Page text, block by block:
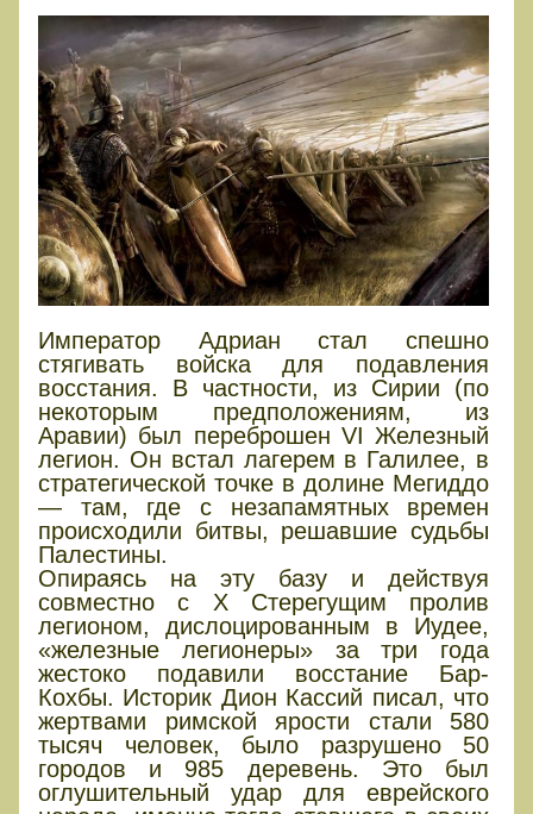
Император Адриан стал спешно
стягивать войска для подавления
восстания. В частности, из Сирии (по
некоторым предположениям, из
Аравии) был переброшен VI Железный
легион. Он встал лагерем в Галилее, в
стратегической точке в долине Мегиддо
— там, где с незапамятных времен
происходили битвы, решавшие судьбы
Палестины.
Опираясь на эту базу и действуя
совместно с X Стерегущим пролив
легионом, дислоцированным в Иудее,
«железные легионеры» за три года
жестоко подавили восстание Бар-
Кохбы. Историк Дион Кассий писал, что
жертвами римской ярости стали 580
тысяч человек, было разрушено 50
городов и 985 деревень. Это был
оглушительный удар для еврейского